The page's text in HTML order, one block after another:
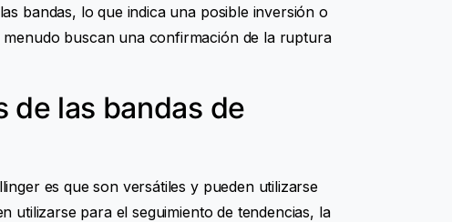
bandas, lo que indica una posible inversión o
buscan una confirmación de la ruptura
de las bandas de
es que son versátiles y pueden utilizarse
utilizarse para el seguimiento de tendencias, la